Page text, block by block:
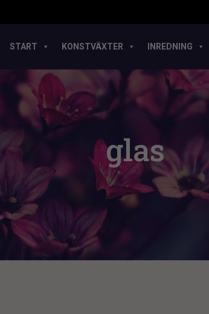
START KONSTVÄXTER INREDNING
glas